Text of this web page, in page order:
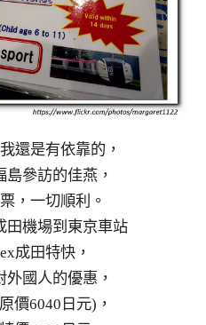
還是有依靠的，
參訪的佳燕，
，一切順利。
田機場到東京車站
成田特快，
國人的優惠，
價6040日元)，